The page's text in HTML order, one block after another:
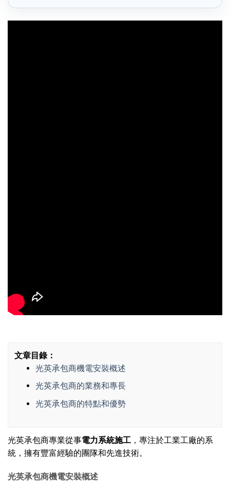
文章目錄：
光英承包商機電安裝概述
光英承包商的業務和專長
光英承包商的特點和優勢
光英承包商專業從事電力系統施工 ，專注於工業工廠的系
統，擁有豐富經驗的團隊和先進技術。
光英承包商機電安裝概述